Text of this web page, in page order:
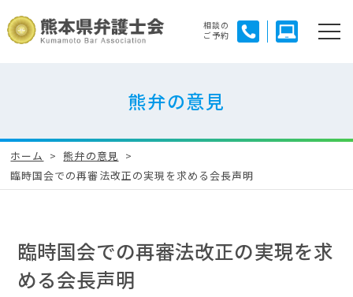
相談の
ご予約
熊弁の意見
ホーム
熊弁の意見
臨時国会での再審法改正の実現を求める会長声明
臨時国会での再審法改正の実現を求
める会長声明